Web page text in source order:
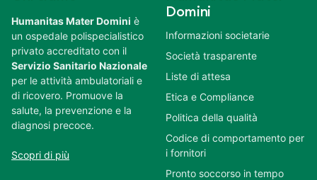
Humanitas Mater Domini è
un ospedale polispecialistico
privato accreditato con il
Servizio Sanitario Nazionale
per le attività ambulatoriali e
di ricovero. Promuove la
salute, la prevenzione e la
diagnosi precoce.
Scopri di più
Domini
Informazioni societarie
Società trasparente
Liste di attesa
Etica e Compliance
Politica della qualità
Codice di comportamento per
i fornitori
Pronto soccorso in tempo